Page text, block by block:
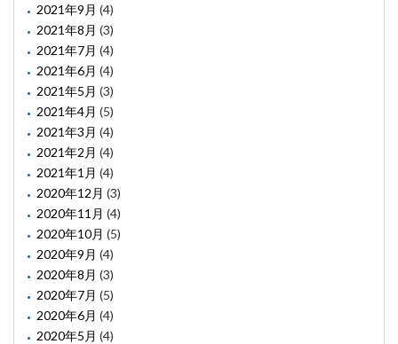
2021年9月 (4)
2021年8月 (3)
2021年7月 (4)
2021年6月 (4)
2021年5月 (3)
2021年4月 (5)
2021年3月 (4)
2021年2月 (4)
2021年1月 (4)
2020年12月 (3)
2020年11月 (4)
2020年10月 (5)
2020年9月 (4)
2020年8月 (3)
2020年7月 (5)
2020年6月 (4)
2020年5月 (4)